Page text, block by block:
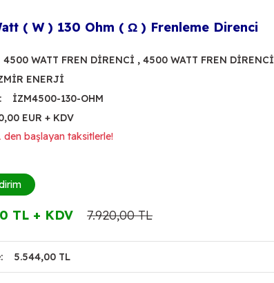
( W ) 130 Ohm ( Ω ) Frenleme Direnci
4500 WATT FREN DİRENCİ , 4500 WATT FREN DİRENCİ
ENERJİ
İZM4500-130-OHM
EUR + KDV
den başlayan taksitlerle!
TL + KDV 7.920,00 TL
5.544,00 TL